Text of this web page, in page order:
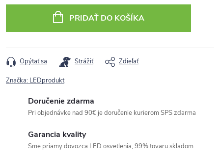
cena:
PRIDAŤ DO KOŠÍKA
Opýtať sa Strážiť Zdieľať
Značka: LEDprodukt
Doručenie zdarma
Pri objednávke nad 90€ je doručenie kurierom SPS zdarma
Garancia kvality
Sme priamy dovozca LED osvetlenia, 99% tovaru skladom